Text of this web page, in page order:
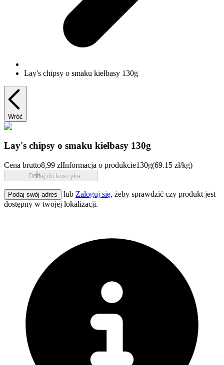
Lay's chipsy o smaku kiełbasy 130g
Wróć
Lay's chipsy o smaku kiełbasy 130g
Cena brutto8,99 złInformacja o produkcie130g(69.15 zł/kg)
Dodaj do koszyka
Podaj swój adres lub Zaloguj się, żeby sprawdzić czy produkt jest
dostępny w twojej lokalizacji.